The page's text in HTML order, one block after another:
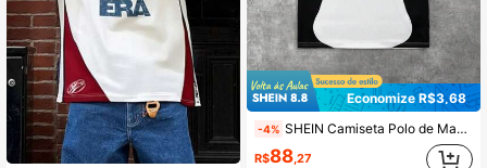
Economize R$3,68
-4% SHEIN Camiseta Polo de Manga Curta Casual para Adolescentes, Bloco de Cores Preto e Branco, Impressão em Inglês de Carro de Corrida, Moda Esportiva e de Rua, Punk Rock, Uniforme Escolar, Adequada para Primavera e Verão, Festas, Festivais
R$88,27